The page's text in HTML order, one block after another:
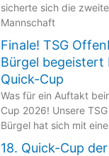
sicherte sich die zweite
Mannschaft
Finale! TSG
Bürgel begeistert
Quick-Cup
Was für ein Auftakt
Cup 2026! Unsere
Bürgel hat sich mit
18. Quick-Cup